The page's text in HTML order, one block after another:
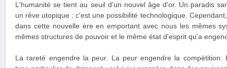
L'humanité se tient au seuil d'un nouvel âge d'or. Un paradis
un rêve utopique ; c'est une possibilité technologique.
dans cette nouvelle ère en emportant avec nous les mêmes
mêmes structures de pouvoir et le même état d'esprit qu'a
La rareté engendre la peur. La peur engendre la compétition.